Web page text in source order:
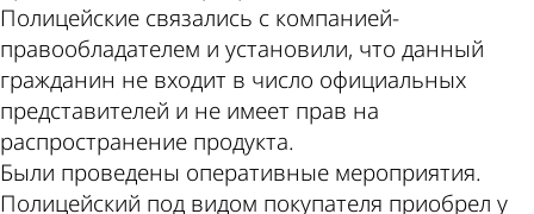
Полицейские связались с компанией-
правообладателем и установили, что данный
гражданин не входит в число официальных
представителей и не имеет прав на
распространение продукта.
Были проведены оперативные мероприятия.
Полицейский под видом покупателя приобрел у